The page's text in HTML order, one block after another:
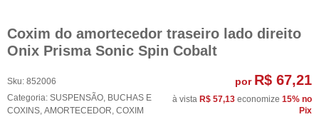
Coxim do amortecedor traseiro lado direito
Onix Prisma Sonic Spin Cobalt
Sku: 852006
Categoria: SUSPENSÃO, BUCHAS E
COXINS, AMORTECEDOR, COXIM
por R$ 67,21
à vista R$ 57,13 economize 15% no
Pix